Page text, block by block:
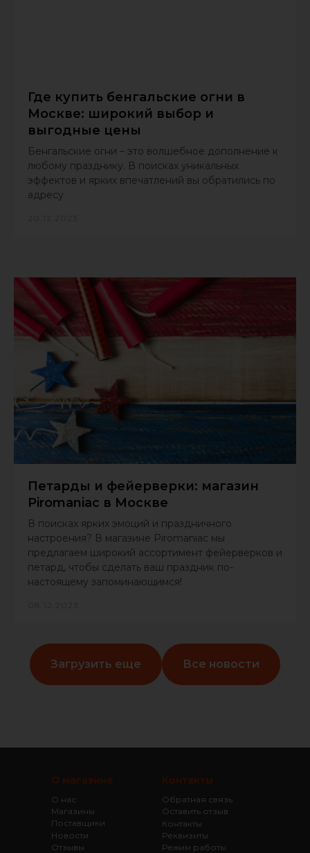
Где купить бенгальские огни в
Москве: широкий выбор и
выгодные цены
Бенгальские огни – это волшебное дополнение к
любому празднику. В поисках уникальных
эффектов и ярких впечатлений вы обратились по
адресу
Петарды и фейерверки: магазин
Piromaniac в Москве
В поисках ярких эмоций и праздничного
настроения? В магазине Piromaniac мы
предлагаем широкий ассортимент фейерверков и
петард, чтобы сделать ваш праздник по-
настоящему запоминающимся!
Загрузить еще Все новости
О магазине
О нас
Магазины
Поставщики
Новости
Отзывы
Контакты
Обратная связь
Оставить отзыв
Контакты
Реквизиты
Режим работы